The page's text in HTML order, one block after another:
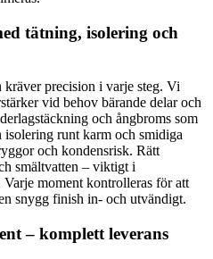
tätning, isolering och
precision i varje steg. Vi
vid behov bärande delar och
och ångbroms som
runt karm och smidiga
och kondensrisk. Rätt
smältvatten – viktigt i
moment kontrolleras för att
snygg finish in- och utvändigt.
– komplett leverans